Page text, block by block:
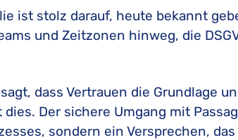
ist stolz darauf, heute bekannt
und Zeitzonen hinweg, die
dass Vertrauen die Grundlage
Der sichere Umgang mit
sondern ein Versprechen,